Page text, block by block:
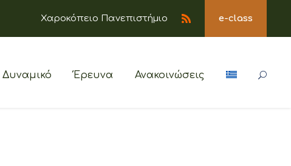
Χαροκόπειο Πανεπιστήμιο e-class
Έρευνα Ανακοινώσεις